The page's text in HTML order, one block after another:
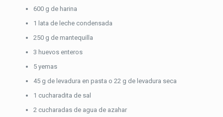
600 g de harina
1 lata de leche condensada
250 g de mantequilla
3 huevos enteros
5 yemas
45 g de levadura en pasta o 22 g de levadura seca
1 cucharadita de sal
2 cucharadas de agua de azahar